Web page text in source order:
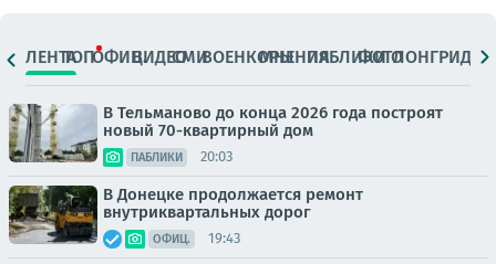
ЛЕНТАТОПОФИЦ.ВИДЕОСМИВОЕНКОРЫМНЕНИЯПАБЛИКИ
ФОТОЛОНГРИДЫ
В Тельманово до конца 2026 года построят
новый 70-квартирный дом
ПАБЛИКИ 20:03
В Донецке продолжается ремонт
внутриквартальных дорог
ОФИЦ. 19:43